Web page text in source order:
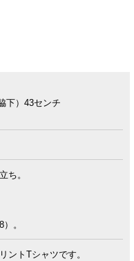
）43センチ
ち。
。
ントTシャツです。